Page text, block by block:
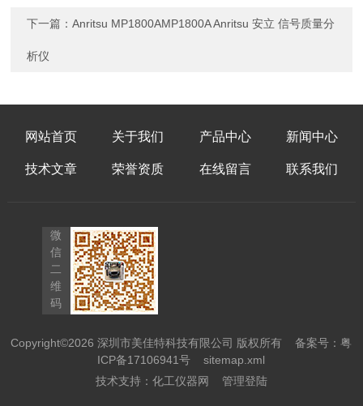
下一篇：Anritsu MP1800AMP1800A Anritsu 安立 信号质量分
析仪
网站首页 关于我们 产品中心 新闻中心
技术文章 荣誉资质 在线留言 联系我们
微
信
二
维
码
Copyright©2026 深圳市美佳特科技有限公司 版权所有备案号：粤
ICP备17106941号
sitemap.xml
技术支持： 化工仪器网 管理登陆